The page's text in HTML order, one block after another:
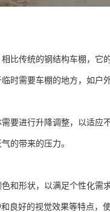
比传统的钢结构车棚，它
时需要车棚的地方，如户
要进行升降调整，以适应
的带来的压力。
和形状，以满足个性化需求
良好的视觉效果等特点，